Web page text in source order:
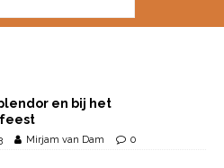
en bij het
Mirjam van Dam 0